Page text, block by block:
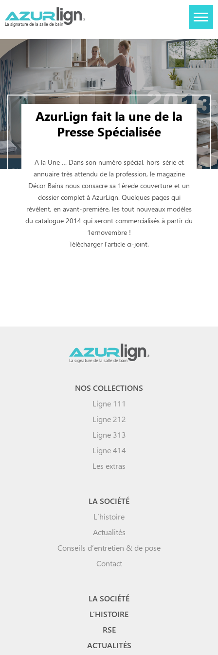
La signature de la salle de bain
AzurLign fait la une de la
Presse Spécialisée
A la Une … Dans son numéro spécial, hors-série et
annuaire très attendu de la profession, le magazine
Décor Bains nous consacre sa 1èrede couverture et un
dossier complet à AzurLign. Quelques pages qui
révèlent, en avant-première, les tout nouveaux modèles
du catalogue 2014 qui seront commercialisés à partir du
1ernovembre !
Télécharger l’article ci-joint.
La signature de la salle de bain
NOS COLLECTIONS
Ligne 111
Ligne 212
Ligne 313
Ligne 414
Les extras
LA SOCIÉTÉ
L’histoire
Actualités
Conseils d’entretien & de pose
Contact
LA SOCIÉTÉ
L’HISTOIRE
RSE
ACTUALITÉS